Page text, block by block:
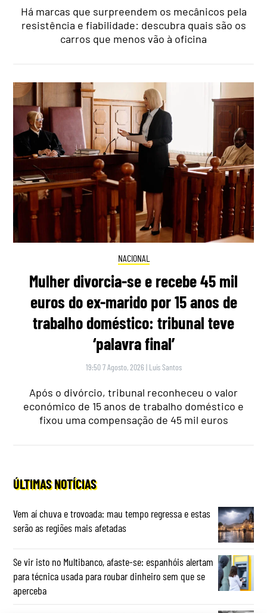
Há marcas que surpreendem os mecânicos pela
resistência e fiabilidade: descubra quais são os
carros que menos vão à oficina
NACIONAL
Mulher divorcia-se e recebe 45 mil
euros do ex-marido por 15 anos de
trabalho doméstico: tribunal teve
‘palavra final’
19:50 7 Agosto, 2026 | Luís Santos
Após o divórcio, tribunal reconheceu o valor
económico de 15 anos de trabalho doméstico e
fixou uma compensação de 45 mil euros
ÚLTIMAS NOTÍCIAS
Vem aí chuva e trovoada: mau tempo regressa e estas
serão as regiões mais afetadas
Se vir isto no Multibanco, afaste-se: espanhóis alertam
para técnica usada para roubar dinheiro sem que se
aperceba